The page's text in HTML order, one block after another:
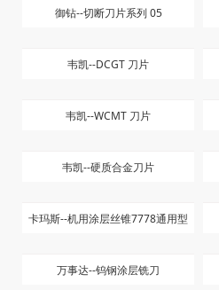
御钻--切断刀片系列 05
韦凯--DCGT 刀片
韦凯--WCMT 刀片
韦凯--硬质合金刀片
卡玛斯--机用涂层丝锥7778通用型
万事达--钨钢涂层铣刀